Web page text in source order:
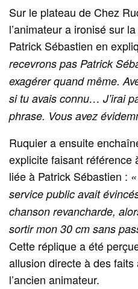
Sur le plateau de Chez
l’animateur a ironisé sur
Patrick Sébastien en
recevrons pas Patrick
exagérer quand même.
si tu avais connu… J’irai
phrase. Vous avez
Ruquier a ensuite
explicite faisant référence
liée à Patrick Sébastien :
service public avait
chanson revancharde,
sortir mon 30 cm sans
Cette réplique a été
allusion directe à des
l’ancien animateur.